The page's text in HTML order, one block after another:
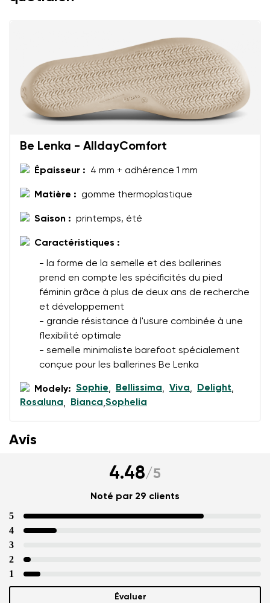
Be Lenka - AlldayComfort
Épaisseur : 4 mm + adhérence 1 mm
Matière : gomme thermoplastique
Saison : printemps, été
Caractéristiques :
- la forme de la semelle et des ballerines
prend en compte les spécificités du pied
féminin grâce à plus de deux ans de recherche
et développement
- grande résistance à l'usure combinée à une
flexibilité optimale
- semelle minimaliste barefoot spécialement
conçue pour les ballerines Be Lenka
Modely: Sophie, Bellissima, Viva, Delight,
Rosaluna, Bianca,Sophelia
Avis
4.48/5
Noté par 29 clients
5
4
3
2
1
Évaluer